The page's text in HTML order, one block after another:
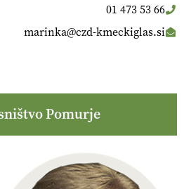
01 473 53 66
marinka@czd-kmeckiglas.si
Pomurje